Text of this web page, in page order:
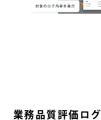
業務品質評価ログ